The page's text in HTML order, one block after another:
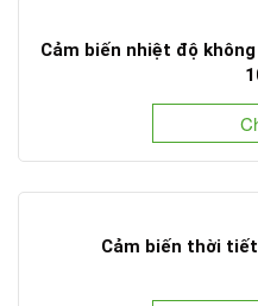
Cảm biến nhiệt độ
Cảm biến thời